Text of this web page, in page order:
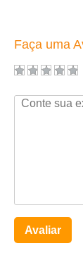
Faça uma
Avaliar